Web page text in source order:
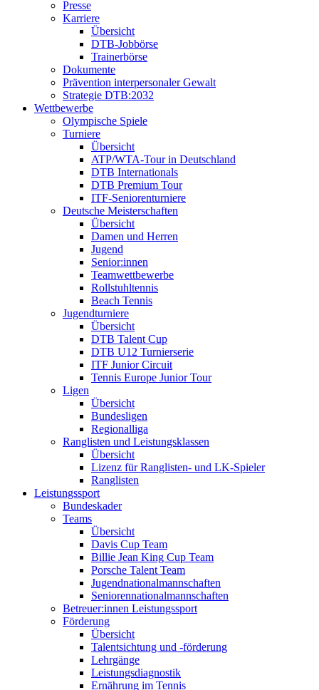
Presse
Karriere
Übersicht
DTB-Jobbörse
Trainerbörse
Dokumente
Prävention interpersonaler Gewalt
Strategie DTB:2032
Wettbewerbe
Olympische Spiele
Turniere
Übersicht
ATP/WTA-Tour in Deutschland
DTB Internationals
DTB Premium Tour
ITF-Seniorenturniere
Deutsche Meisterschaften
Übersicht
Damen und Herren
Jugend
Senior:innen
Teamwettbewerbe
Rollstuhltennis
Beach Tennis
Jugendturniere
Übersicht
DTB Talent Cup
DTB U12 Turnierserie
ITF Junior Circuit
Tennis Europe Junior Tour
Ligen
Übersicht
Bundesligen
Regionalliga
Ranglisten und Leistungsklassen
Übersicht
Lizenz für Ranglisten- und LK-Spieler
Ranglisten
Leistungssport
Bundeskader
Teams
Übersicht
Davis Cup Team
Billie Jean King Cup Team
Porsche Talent Team
Jugendnationalmannschaften
Seniorennationalmannschaften
Betreuer:innen Leistungssport
Förderung
Übersicht
Talentsichtung und -förderung
Lehrgänge
Leistungsdiagnostik
Ernährung im Tennis